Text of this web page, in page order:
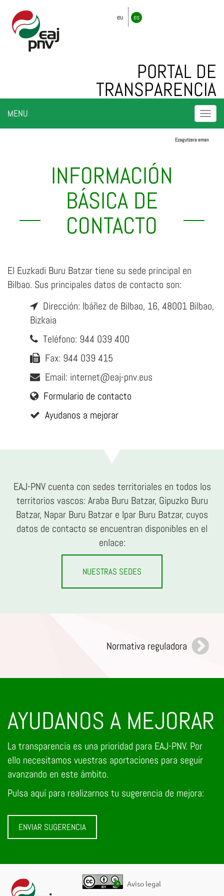
eu es
PORTAL DE
TRANSPARENCIA
MENU
Ezagutzera eman
INFORMACIÓN
BÁSICA DE
CONTACTO
El Euzkadi Buru Batzar tiene su sede principal en
Bilbao. Sus principales datos de contacto son:
Dirección: Ibáñez de Bilbao, 16, 48001 Bilbao,
Bizkaia
Teléfono: 944 039 400
Fax: 944 039 415
Email: internet@eaj-pnv.eus
Formulario de contacto
Ayudanos a mejorar
EAJ-PNV cuenta con sedes territoriales en todos los
territorios vascos: Araba Buru Batzar, Gipuzko Buru
Batzar, Napar Buru Batzar e Ipar Buru Batzar, cuyos
datos de contacto se encuentran disponibles en el
enlace:
NUESTRAS SEDES
Normativa reguladora
AYUDANOS A MEJORAR
La transparencia es una prioridad para EAJ-PNV. Por
ello necesitamos vuestras aportaciones para seguir
avanzando en este ámbito.
Pulsa aquí para realizarnos tu sugerencia de mejora:
ENVIAR SUGERENCIA
Aviso legal